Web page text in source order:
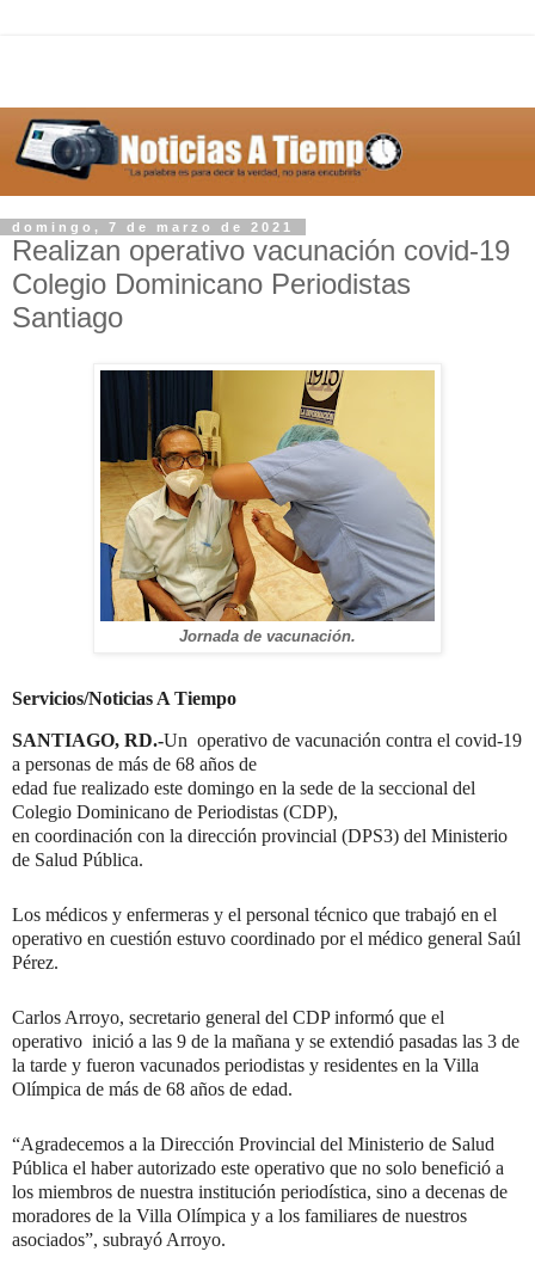
domingo, 7 de marzo de 2021
Realizan operativo vacunación covid-19
Colegio Dominicano Periodistas
Santiago
Jornada de vacunación.
Servicios/Noticias A Tiempo
SANTIAGO, RD.-Un operativo de vacunación contra el covid-19
a personas de más de 68 años de
edad fue realizado este domingo en la sede de la seccional del
Colegio Dominicano de Periodistas (CDP),
en coordinación con la dirección provincial (DPS3) del Ministerio
de Salud Pública.
Los médicos y enfermeras y el personal técnico que trabajó en el
operativo en cuestión estuvo coordinado por el médico general Saúl
Pérez.
Carlos Arroyo, secretario general del CDP informó que el
operativo inició a las 9 de la mañana y se extendió pasadas las 3 de
la tarde y fueron vacunados periodistas y residentes en la Villa
Olímpica de más de 68 años de edad.
“Agradecemos a la Dirección Provincial del Ministerio de Salud
Pública el haber autorizado este operativo que no solo benefició a
los miembros de nuestra institución periodística, sino a decenas de
moradores de la Villa Olímpica y a los familiares de nuestros
asociados”, subrayó Arroyo.